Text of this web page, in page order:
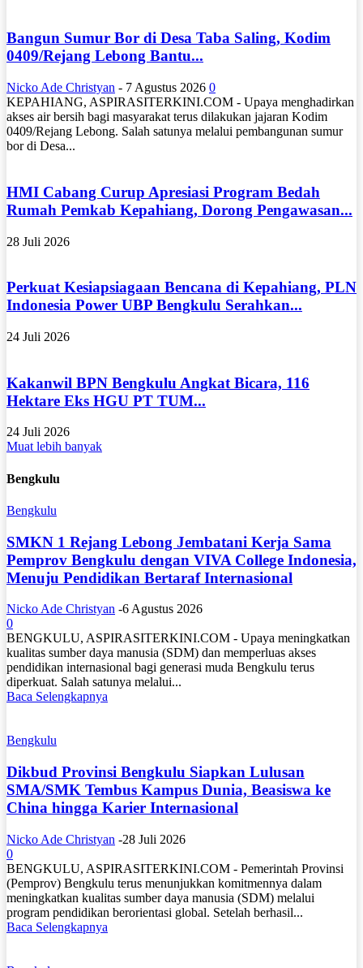
Bangun Sumur Bor di Desa Taba Saling, Kodim
0409/Rejang Lebong Bantu...
Nicko Ade Christyan - 7 Agustus 2026 0
KEPAHIANG, ASPIRASITERKINI.COM - Upaya menghadirkan
akses air bersih bagi masyarakat terus dilakukan jajaran Kodim
0409/Rejang Lebong. Salah satunya melalui pembangunan sumur
bor di Desa...
HMI Cabang Curup Apresiasi Program Bedah
Rumah Pemkab Kepahiang, Dorong Pengawasan...
28 Juli 2026
Perkuat Kesiapsiagaan Bencana di Kepahiang, PLN
Indonesia Power UBP Bengkulu Serahkan...
24 Juli 2026
Kakanwil BPN Bengkulu Angkat Bicara, 116
Hektare Eks HGU PT TUM...
24 Juli 2026
Muat lebih banyak
Bengkulu
Bengkulu
SMKN 1 Rejang Lebong Jembatani Kerja Sama
Pemprov Bengkulu dengan VIVA College Indonesia,
Menuju Pendidikan Bertaraf Internasional
Nicko Ade Christyan -6 Agustus 2026
0
BENGKULU, ASPIRASITERKINI.COM - Upaya meningkatkan
kualitas sumber daya manusia (SDM) dan memperluas akses
pendidikan internasional bagi generasi muda Bengkulu terus
diperkuat. Salah satunya melalui...
Baca Selengkapnya
Bengkulu
Dikbud Provinsi Bengkulu Siapkan Lulusan
SMA/SMK Tembus Kampus Dunia, Beasiswa ke
China hingga Karier Internasional
Nicko Ade Christyan -28 Juli 2026
0
BENGKULU, ASPIRASITERKINI.COM - Pemerintah Provinsi
(Pemprov) Bengkulu terus menunjukkan komitmennya dalam
meningkatkan kualitas sumber daya manusia (SDM) melalui
program pendidikan berorientasi global. Setelah berhasil...
Baca Selengkapnya